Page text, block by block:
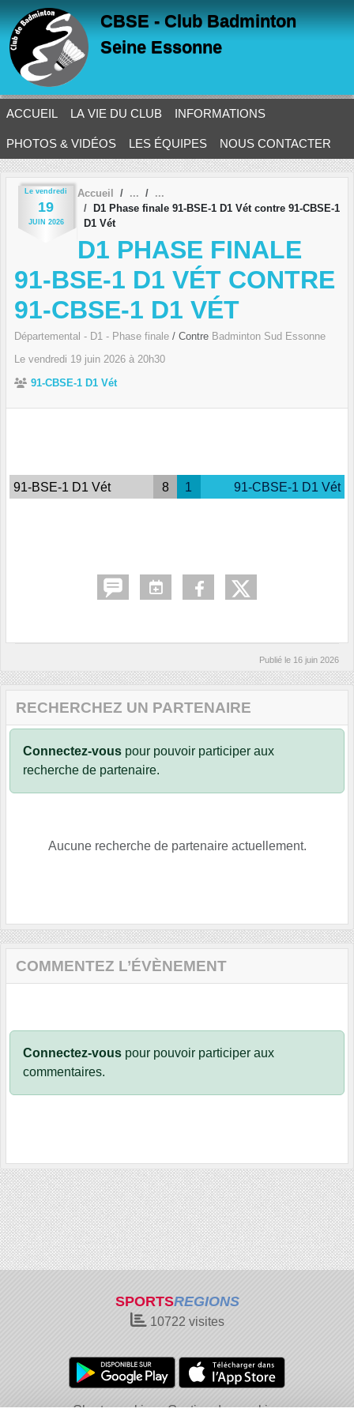
CBSE - Club Badminton
Seine Essonne
ACCUEIL LA VIE DU CLUB INFORMATIONS
PHOTOS & VIDÉOS LES ÉQUIPES NOUS CONTACTER
Le vendredi
19
JUIN 2026
Accueil
D1 Phase finale 91-BSE-1 D1 Vét contre 91-CBSE-1
D1 Vét
D1 PHASE FINALE
91-BSE-1 D1 VÉT CONTRE
91-CBSE-1 D1 VÉT
Départemental - D1 - Phase finale / Contre Badminton Sud Essonne
Le vendredi 19 juin 2026 à 20h30
91-CBSE-1 D1 Vét
91-BSE-1 D1 Vét 8 1 91-CBSE-1 D1 Vét
Publié le 16 juin 2026
RECHERCHEZ UN PARTENAIRE
Connectez-vous pour pouvoir participer aux
recherche de partenaire.
Aucune recherche de partenaire actuellement.
COMMENTEZ L’ÉVÈNEMENT
Connectez-vous pour pouvoir participer aux
commentaires.
SPORTSREGIONS
10722 visites
Charte cookies Gestion des cookies
Panneau de gestion des cookies